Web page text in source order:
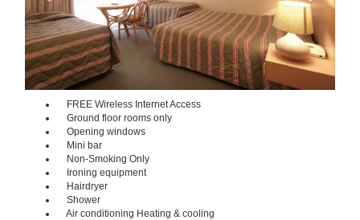
FREE Wireless Internet Access
Ground floor rooms only
Opening windows
Mini bar
Non-Smoking Only
Ironing equipment
Hairdryer
Shower
Air conditioning Heating & cooling